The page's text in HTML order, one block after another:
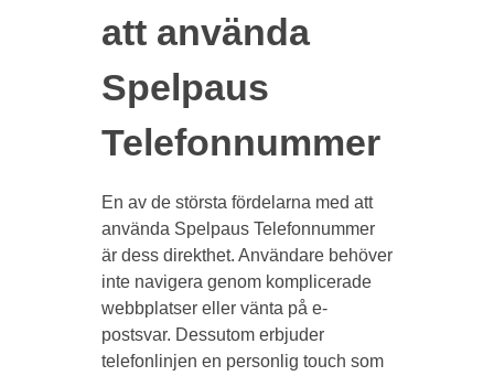
att använda
Spelpaus
Telefonnummer
En av de största fördelarna med att
använda Spelpaus Telefonnummer
är dess direkthet. Användare behöver
inte navigera genom komplicerade
webbplatser eller vänta på e-
postsvar. Dessutom erbjuder
telefonlinjen en personlig touch som